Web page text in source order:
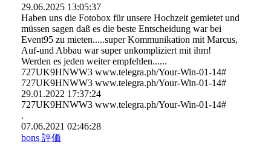
29.06.2025 13:05:37
Haben uns die Fotobox für unsere Hochzeit gemietet und
müssen sagen daß es die beste Entscheidung war bei
Event95 zu mieten.....super Kommunikation mit Marcus,
Auf-und Abbau war super unkompliziert mit ihm!
Werden es jeden weiter empfehlen......
727UK9HNWW3 www.telegra.ph/Your-Win-01-14#
727UK9HNWW3 www.telegra.ph/Your-Win-01-14#
29.01.2022 17:37:24
727UK9HNWW3 www.­telegra.­ph/­Your-­Win-­01-­14#­
.
07.06.2021 02:46:28
bons 評価